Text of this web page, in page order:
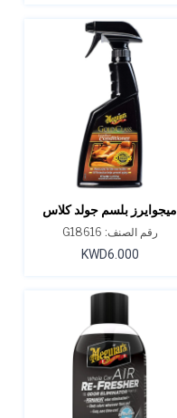
ميجوايرز بلسم جولد كلاس
للجلد 16 أونصة
رقم الصنف: G18616
KWD6.000